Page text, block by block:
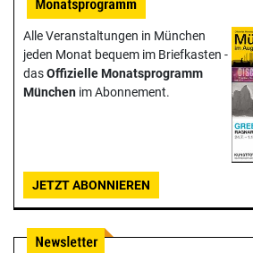
Alle Veranstaltungen in München
jeden Monat bequem im Briefkasten -
dasOffizielle Monats­programm
München im Abonnement.
JETZT ABONNIEREN